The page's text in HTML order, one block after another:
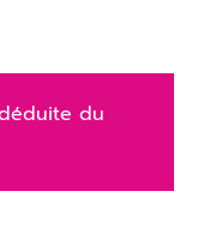
du